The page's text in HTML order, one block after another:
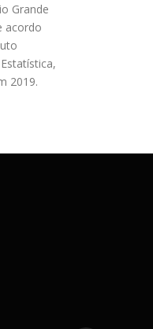
Grande
acordo
2019.